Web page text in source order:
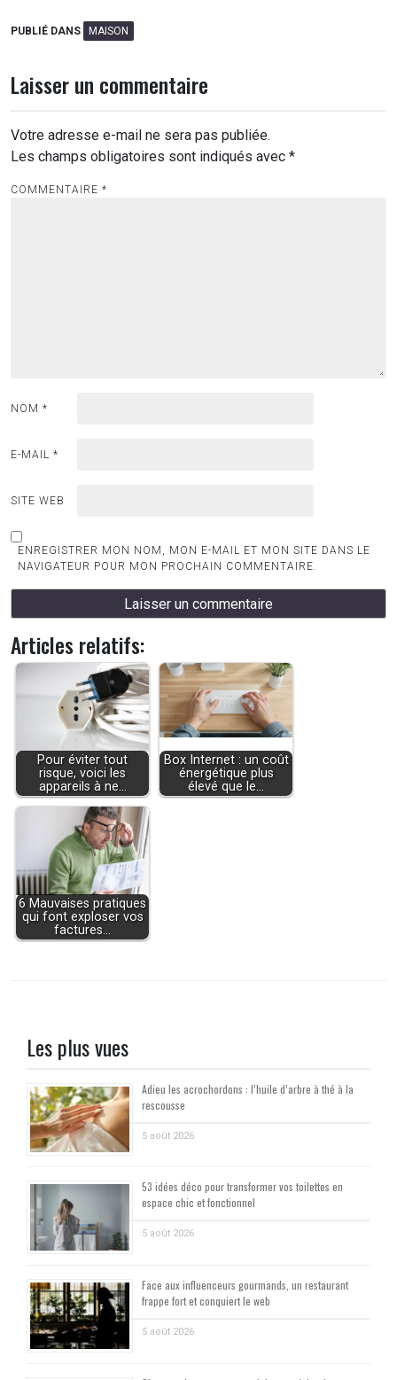
PUBLIÉ DANS MAISON
Laisser un commentaire
Votre adresse e-mail ne sera pas publiée.
Les champs obligatoires sont indiqués avec *
COMMENTAIRE *
NOM *
E-MAIL *
SITE WEB
ENREGISTRER MON NOM, MON E-MAIL ET MON SITE DANS LE
NAVIGATEUR POUR MON PROCHAIN COMMENTAIRE.
Articles relatifs:
Pour éviter tout
risque, voici les
appareils à ne…
Box Internet : un coût
énergétique plus
élevé que le…
6 Mauvaises pratiques
qui font exploser vos
factures…
Les plus vues
Adieu les acrochordons : l’huile d’arbre à thé à la
rescousse
5 août 2026
53 idées déco pour transformer vos toilettes en
espace chic et fonctionnel
5 août 2026
Face aux influenceurs gourmands, un restaurant
frappe fort et conquiert le web
5 août 2026